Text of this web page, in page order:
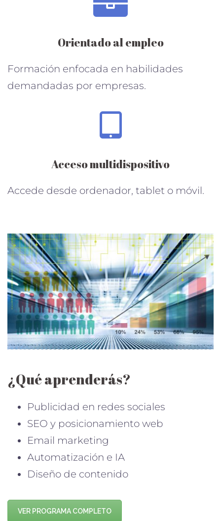
Orientado al empleo
Formación enfocada en habilidades
demandadas por empresas.
Acceso multidispositivo
Accede desde ordenador, tablet o móvil.
¿Qué aprenderás?
Publicidad en redes sociales
SEO y posicionamiento web
Email marketing
Automatización e IA
Diseño de contenido
VER PROGRAMA COMPLETO